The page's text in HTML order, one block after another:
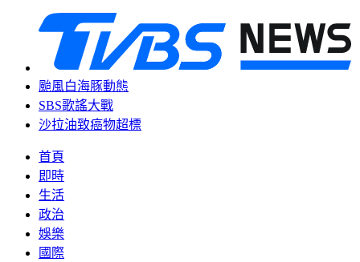
颱風白海豚動態
SBS歌謠大戰
沙拉油致癌物超標
首頁
即時
生活
政治
娛樂
國際